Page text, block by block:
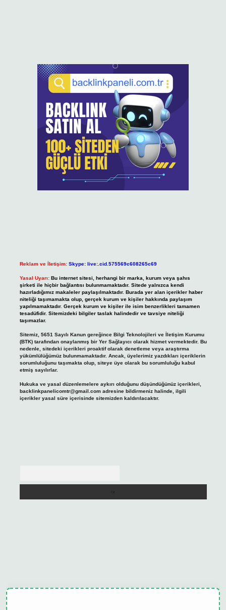
Reklam ve İletişim: Skype: live:.cid.575569c608265c69
Yasal Uyarı: Bu internet sitesi, herhangi bir marka, kurum veya şahıs
şirketi ile hiçbir bağlantısı bulunmamaktadır. Sitede yalnızca kendi
hazırladığımız makaleler paylaşılmaktadır. Burada yer alan içerikler haber
niteliği taşımamakta olup, gerçek kurum ve kişiler hakkında paylaşım
yapılmamaktadır. Gerçek kurum ve kişiler ile isim benzerlikleri tamamen
tesadüfidir. Sitemizdeki bilgiler taslak halindedir ve tavsiye niteliği
taşımazlar.
Sitemiz, 5651 Sayılı Kanun gereğince Bilgi Teknolojileri ve İletişim Kurumu
(BTK) tarafından onaylanmış bir Yer Sağlayıcı olarak hizmet vermektedir. Bu
nedenle, sitedeki içerikleri proaktif olarak denetleme veya araştırma
yükümlülüğümüz bulunmamaktadır. Ancak, üyelerimiz yazdıkları içeriklerin
sorumluluğunu taşımakta olup, siteye üye olarak bu sorumluluğu kabul
etmiş sayılırlar.
Hukuka ve yasal düzenlemelere aykırı olduğunu düşündüğünüz içerikleri,
backlinkpanelicomtr@gmail.comadresine bildirmeniz halinde, ilgili
içerikler yasal süre içerisinde sitemizden kaldırılacaktır.